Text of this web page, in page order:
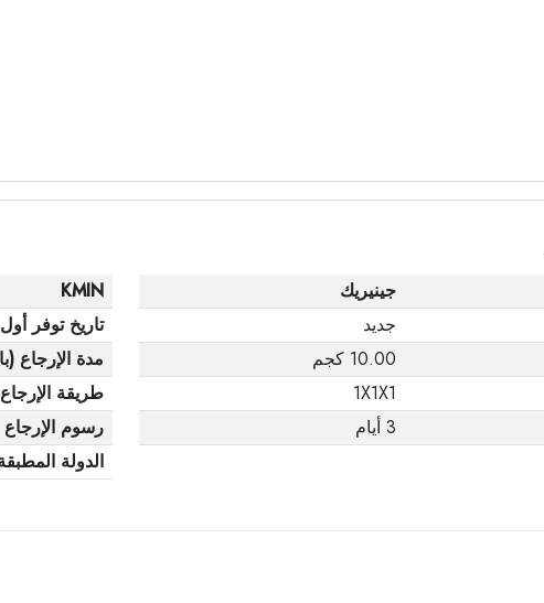
جينيريك
جديد
10.00 كجم
1X1X1
3 أيام
KMIN
تاريخ توفر
مدة الإرجاع
طريقة الإرجاع
رسوم الإرجاع
الدولة